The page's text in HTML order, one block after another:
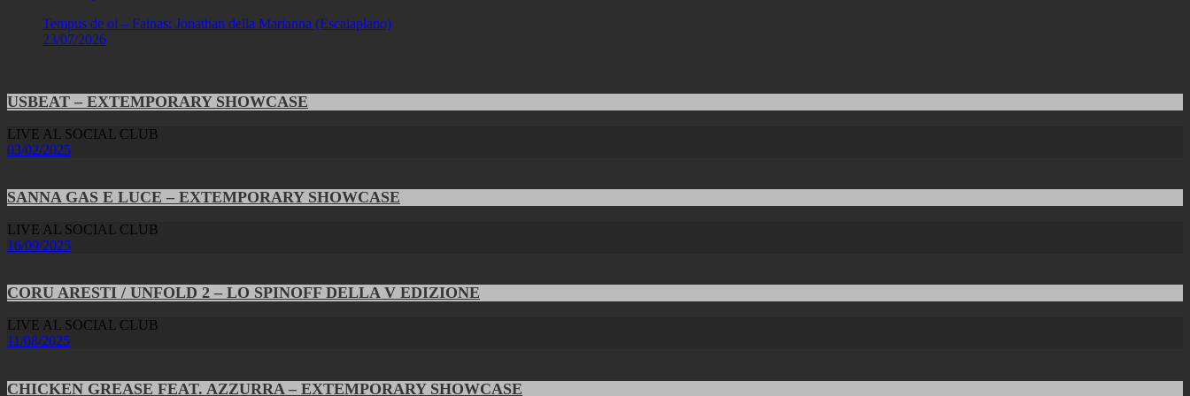
Tempus de oi – Fainas: Jonathan della Marianna (Escalaplano)
23/07/2026
USBEAT – EXTEMPORARY SHOWCASE
LIVE AL SOCIAL CLUB
03/02/2025
SANNA GAS E LUCE – EXTEMPORARY SHOWCASE
LIVE AL SOCIAL CLUB
16/09/2025
CORU ARESTI / UNFOLD 2 – LO SPINOFF DELLA V EDIZIONE
LIVE AL SOCIAL CLUB
11/08/2025
CHICKEN GREASE FEAT. AZZURRA – EXTEMPORARY SHOWCASE